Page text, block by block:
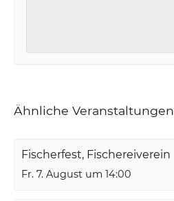
Ähnliche Veranstaltungen
Fischerfest, Fischereiverein
Fr. 7. August um 14:00